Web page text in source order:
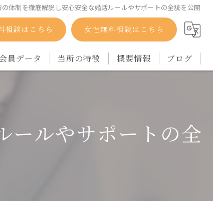
の体制を徹底解説し安心安全な婚活ルールやサポートの全貌を公開
相談はこちら 女性無料相談はこちら
会員データ 当所の特徴
シングルマザー
概要情報 ブログ
ールやサポートの全